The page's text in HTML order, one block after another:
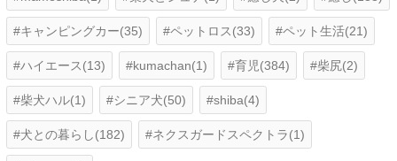
キャンピングカー(35) ペットロス(33) ペット生活(21)
ハイエース(13) kumachan(1) 育児(384) 柴尻(2)
柴犬ハル(1) シニア犬(50) shiba(4)
犬との暮らし(182) ネクスガードスペクトラ(1)